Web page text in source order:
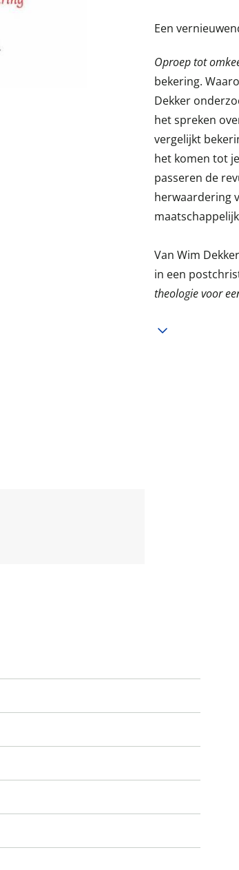
Een
Oproep tot
bekering.
Dekker
het spreken
vergelijkt
het komen tot
passeren de
herwaardering
Van Wim
in een
theologie voor